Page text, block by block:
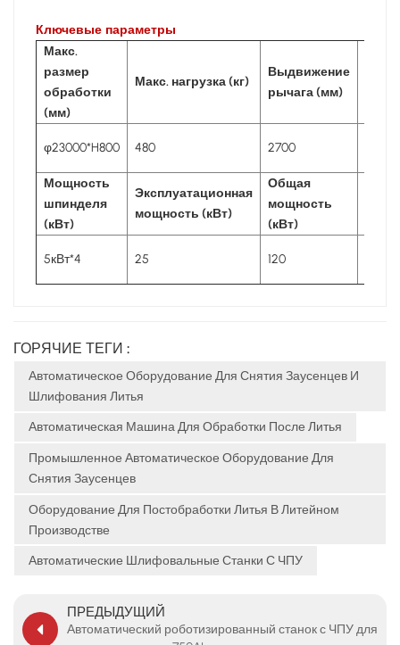
Ключевые параметры
Макс.
размер
обработки
(мм)
Макс. нагрузка (кг)
Выдвижение
рычага (мм)
φ23000*H800 480 2700
Мощность
шпинделя
(кВт)
Эксплуатационная
мощность (кВт)
Общая
мощность
(кВт)
5кВт*4 25 120
ГОРЯЧИЕ ТЕГИ :
Автоматическое Оборудование Для Снятия Заусенцев И
Шлифования Литья
Автоматическая Машина Для Обработки После Литья
Промышленное Автоматическое Оборудование Для
Снятия Заусенцев
Оборудование Для Постобработки Литья В Литейном
Производстве
Автоматические Шлифовальные Станки С ЧПУ
ПРЕДЫДУЩИЙ
Автоматический роботизированный станок с ЧПУ для